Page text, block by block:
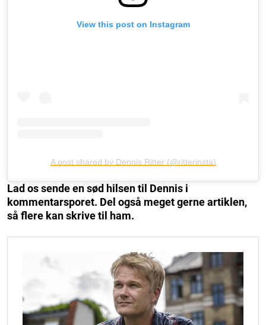
View this post on Instagram
A post shared by Dennis Ritter (@ritterinsta)
Lad os sende en sød hilsen til Dennis i
kommentarsporet. Del også meget gerne artiklen,
så flere kan skrive til ham.